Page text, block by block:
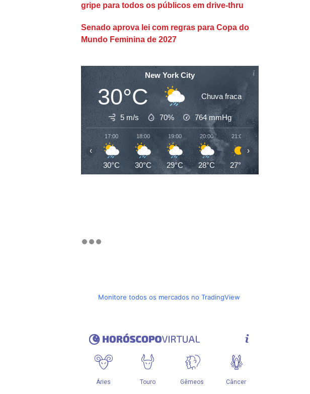
gripe para todos os públicos em drive-thru
Senado aprova lei com regras para Copa do
Mundo Feminina de 2027
New York City
30°C Chuva fraca
5 m/s 70% 764mmHg
17:00
30°C
18:00
30°C
19:00
29°C
20:00
28°C
21:00
27°C
‹ ›
Monitore todos os mercados no TradingView